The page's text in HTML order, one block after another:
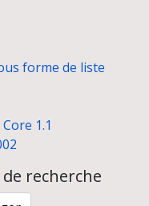
forme de liste
1.1
recherche